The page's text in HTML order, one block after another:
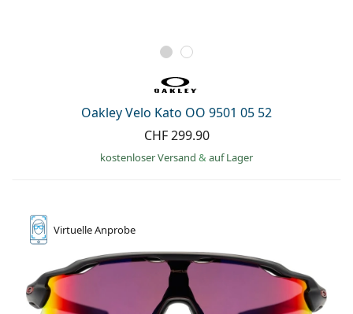
Oakley Velo Kato OO 9501 05 52
CHF 299.90
kostenloser Versand & auf Lager
VirtuelleAnprobe